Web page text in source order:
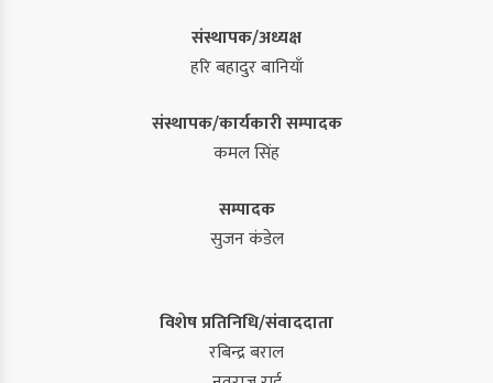
संस्थापक/अध्यक्ष
हरि बहादुर बानियाँ
संस्थापक/कार्यकारी सम्पादक
कमल सिंह
सम्पादक
सुजन कंडेल
विशेष प्रतिनिधि/संवाददाता
रबिन्द्र बराल